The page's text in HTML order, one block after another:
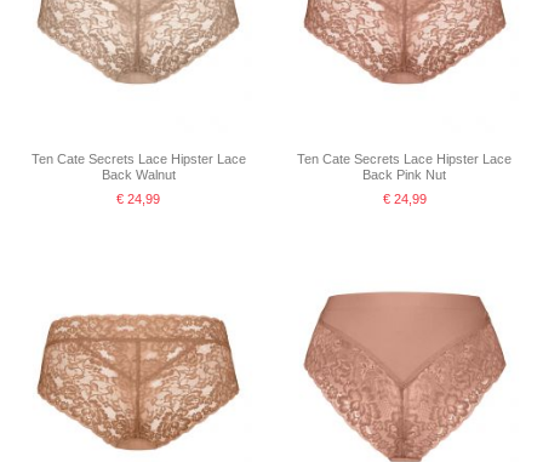
Ten Cate Secrets Lace Hipster Lace
Back Walnut
€ 24,99
Ten Cate Secrets Lace Hipster Lace
Back Pink Nut
€ 24,99